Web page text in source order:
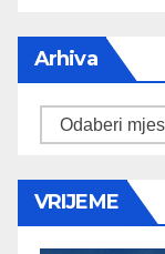
Arhiva
Arhiva
VRIJEME